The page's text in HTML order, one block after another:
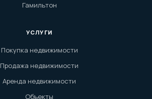
Гамильтон
УСЛУГИ
Покупка недвижимости
Продажа недвижимости
Аренда недвижимости
Объекты